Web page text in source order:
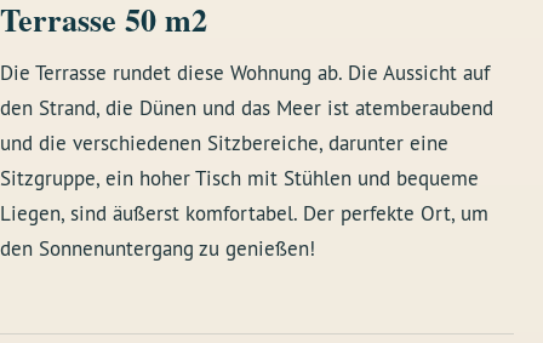
Terrasse 50 m2
Die Terrasse rundet diese Wohnung ab. Die Aussicht auf
den Strand, die Dünen und das Meer ist atemberaubend
und die verschiedenen Sitzbereiche, darunter eine
Sitzgruppe, ein hoher Tisch mit Stühlen und bequeme
Liegen, sind äußerst komfortabel. Der perfekte Ort, um
den Sonnenuntergang zu genießen!